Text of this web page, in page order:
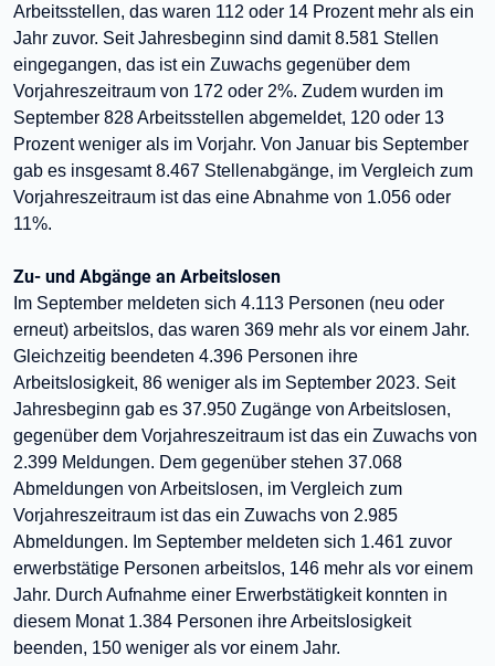
Arbeitsstellen, das waren 112 oder 14 Prozent mehr als ein
Jahr zuvor. Seit Jahresbeginn sind damit 8.581 Stellen
eingegangen, das ist ein Zuwachs gegenüber dem
Vorjahreszeitraum von 172 oder 2%. Zudem wurden im
September 828 Arbeitsstellen abgemeldet, 120 oder 13
Prozent weniger als im Vorjahr. Von Januar bis September
gab es insgesamt 8.467 Stellenabgänge, im Vergleich zum
Vorjahreszeitraum ist das eine Abnahme von 1.056 oder
11%.
Zu- und Abgänge an Arbeitslosen
Im September meldeten sich 4.113 Personen (neu oder
erneut) arbeitslos, das waren 369 mehr als vor einem Jahr.
Gleichzeitig beendeten 4.396 Personen ihre
Arbeitslosigkeit, 86 weniger als im September 2023. Seit
Jahresbeginn gab es 37.950 Zugänge von Arbeitslosen,
gegenüber dem Vorjahreszeitraum ist das ein Zuwachs von
2.399 Meldungen. Dem gegenüber stehen 37.068
Abmeldungen von Arbeitslosen, im Vergleich zum
Vorjahreszeitraum ist das ein Zuwachs von 2.985
Abmeldungen. Im September meldeten sich 1.461 zuvor
erwerbstätige Personen arbeitslos, 146 mehr als vor einem
Jahr. Durch Aufnahme einer Erwerbstätigkeit konnten in
diesem Monat 1.384 Personen ihre Arbeitslosigkeit
beenden, 150 weniger als vor einem Jahr.